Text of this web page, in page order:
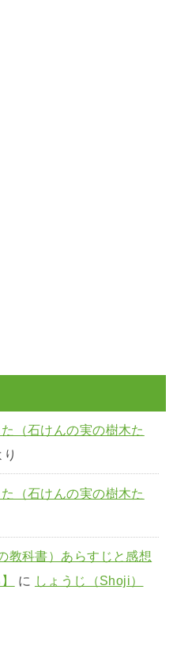
（石けんの実の樹木た
り
（石けんの実の樹木た
教科書）あらすじと感想
に しょうじ（Shoji）